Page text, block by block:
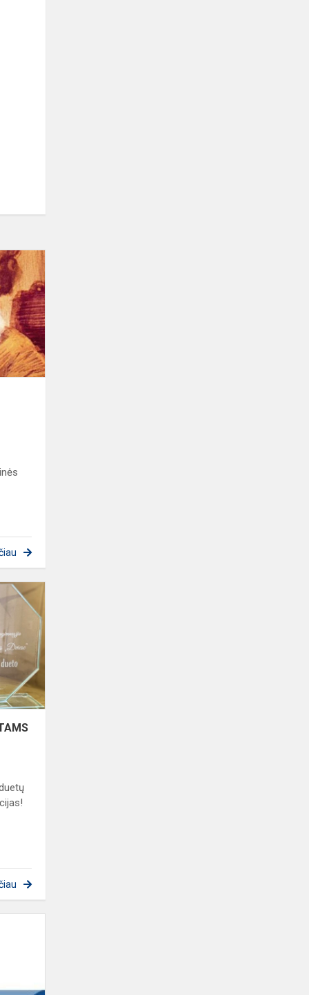
saviraiškos
konkurse
I